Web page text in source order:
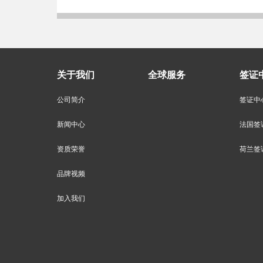
关于我们
公司简介
新闻中心
资质荣誉
品牌视频
加入我们
全球服务 签证
签证中
法国签
荷兰签